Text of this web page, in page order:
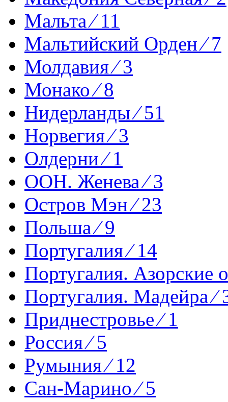
Мальта ⁄ 11
Мальтийский Орден ⁄ 7
Молдавия ⁄ 3
Монако ⁄ 8
Нидерланды ⁄ 51
Норвегия ⁄ 3
Олдерни ⁄ 1
ООН. Женева ⁄ 3
Остров Мэн ⁄ 23
Польша ⁄ 9
Португалия ⁄ 14
Португалия. Азорские
Португалия. Мадейра ⁄
Приднестровье ⁄ 1
Россия ⁄ 5
Румыния ⁄ 12
Сан-Марино ⁄ 5